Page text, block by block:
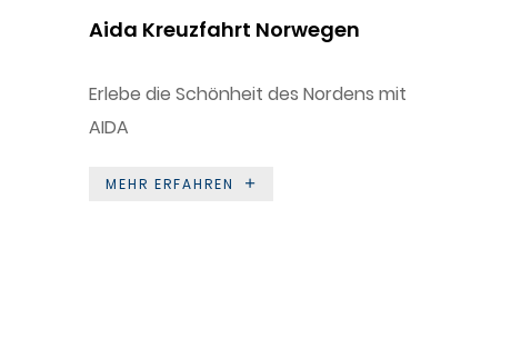
Aida Kreuzfahrt Norwegen
Erlebe die Schönheit des Nordens mit
AIDA
MEHR ERFAHREN